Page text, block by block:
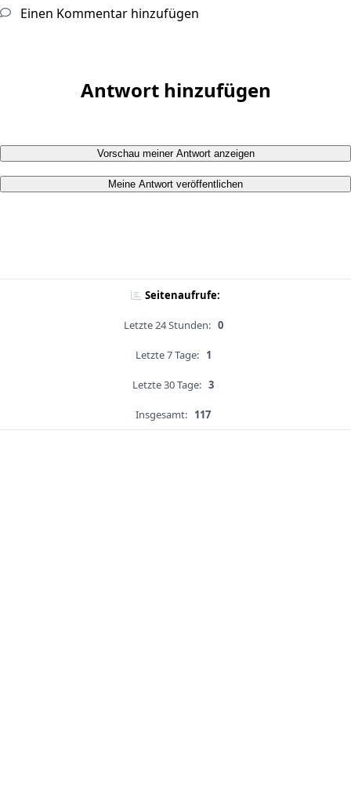
Einen Kommentar hinzufügen
Antwort hinzufügen
Vorschau meiner Antwort anzeigen
Meine Antwort veröffentlichen
Seitenaufrufe:
Letzte 24 Stunden: 0
Letzte 7 Tage: 1
Letzte 30 Tage: 3
Insgesamt: 117